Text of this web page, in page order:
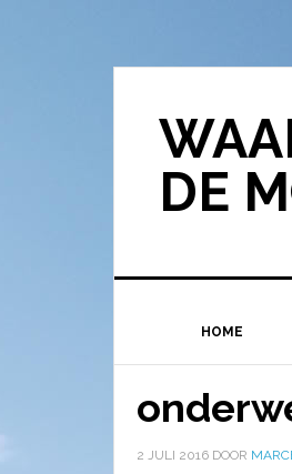
DE
HOME
2 JULI 2016 DOOR